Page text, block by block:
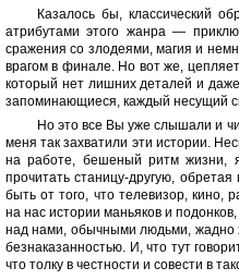
Казалось бы, классический
атрибутами этого жанра —
сражения со злодеями, магия и
врагом в финале. Но вот же,
который нет лишних деталей и
запоминающиеся, каждый несущий
Но это все Вы уже слышали и
меня так захватили эти истории.
на работе, бешеный ритм жизни,
прочитать станицу-другую,
быть от того, что телевизор, кино,
на нас истории маньяков и
над нами, обычными людьми, жадно
безнаказанностью. И, что тут
что толку в честности и совести в